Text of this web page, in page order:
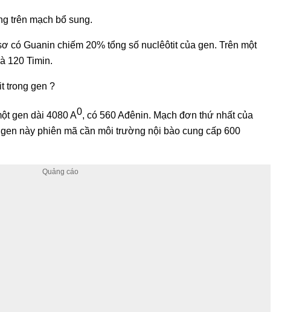
trên mạch bổ sung.
có Guanin chiếm 20% tổng số nuclêôtit của gen. Trên một
120 Timin.
trong gen ?
gen dài 4080 A0, có 560 Ađênin. Mạch đơn thứ nhất của
này phiên mã cần môi trường nội bào cung cấp 600